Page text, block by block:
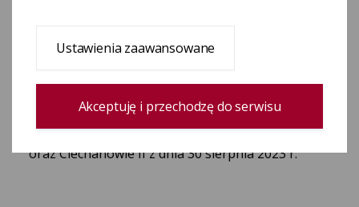
Rzeczypospolitej Polskiej,
zarządzonych na dzień 15
października 2023 r.
oraz Ciechanowie II z dnia 30 sierpnia 2023 r.
Ustawienia zaawansowane
Akceptuję i przechodzę do serwisu